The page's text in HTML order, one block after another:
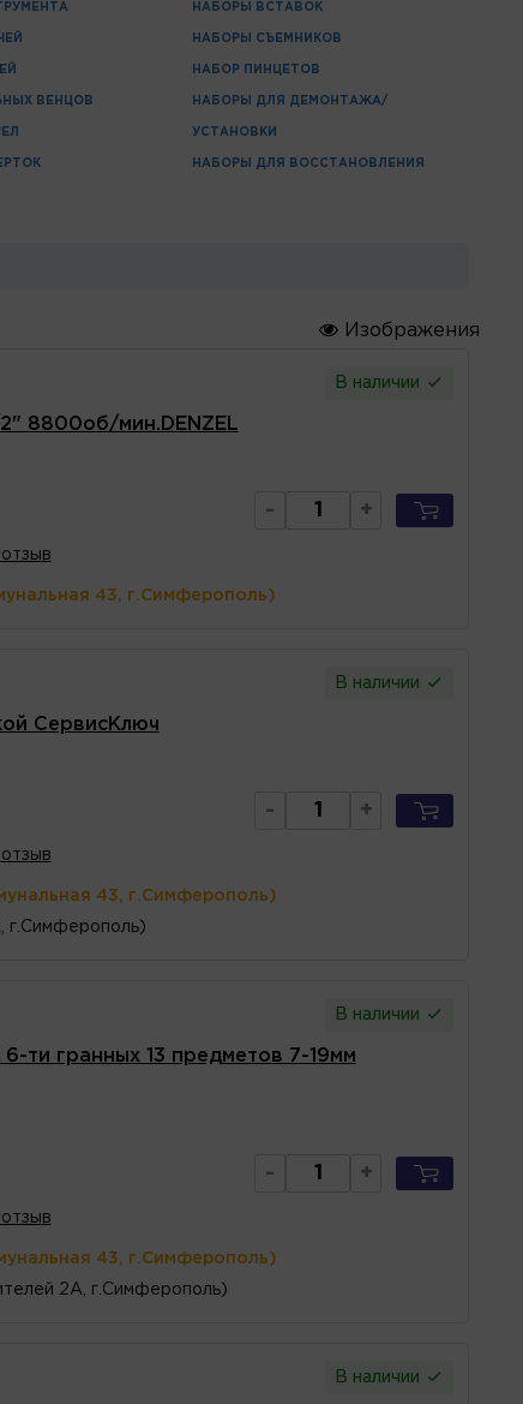
ВЕНЦОВ
НАБОРЫ ВСТАВОК
НАБОРЫ СЪЕМНИКОВ
НАБОР ПИНЦЕТОВ
НАБОРЫ ДЛЯ ДЕМОНТАЖА/
УСТАНОВКИ
НАБОРЫ ДЛЯ ВОССТАНОВЛЕНИЯ
Изображения
В наличии
8800об/мин.DENZEL
- +
43, г.Симферополь)
В наличии
СервисКлюч
- +
43, г.Симферополь)
г.Симферополь)
В наличии
ти гранных 13 предметов 7-19мм
- +
43, г.Симферополь)
2А, г.Симферополь)
В наличии